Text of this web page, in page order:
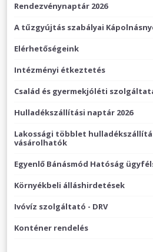
Rendezvénynaptár 2026
A tűzgyújtás szabályai
Elérhetőségeink
Intézményi étkeztetés
Család és gyermekjóléti
Hulladékszállítási naptár 2026
Lakossági többlet
vásárolhatók
Egyenlő Bánásmód Hatóság
Környékbeli álláshirdetések
Ivóvíz szolgáltató - DRV
Konténer rendelés